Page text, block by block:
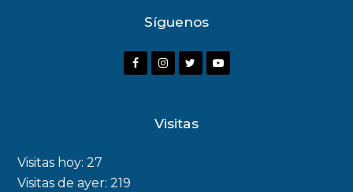
Síguenos
F
I
Y
Visitas
Visitas hoy:27
Visitas de ayer:219